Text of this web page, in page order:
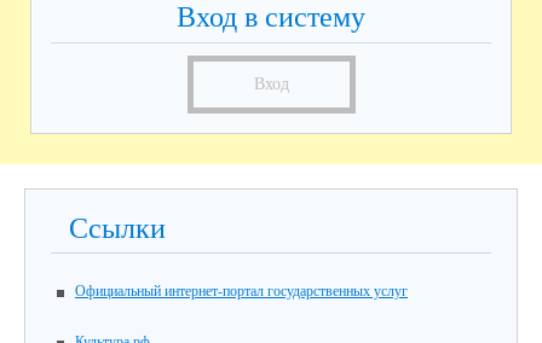
Вход в систему
Вход
Ссылки
Официальный интернет-портал государственных услуг